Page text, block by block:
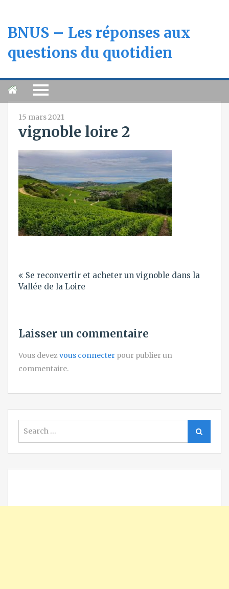
BNUS – Les réponses aux
questions du quotidien
15 mars 2021
vignoble loire 2
deSe reconvertir et acheter un vignoble dans la
Vallée de la Loire
Laisser un commentaire
Vous devezvous connecter pour publier un
commentaire.
for:
Search